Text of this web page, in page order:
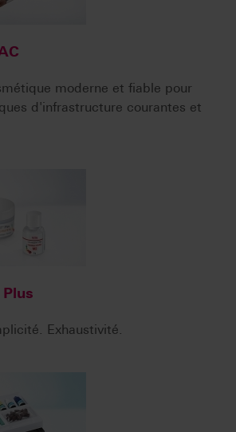
moderne et fiable pour
d'infrastructure courantes et
Plus
Exhaustivité.